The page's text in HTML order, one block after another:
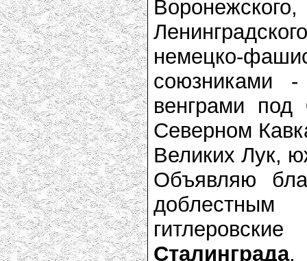
немецко-
союзниками
венграми под
Северном
Великих Лук,
Объявляю
Сталинграда,